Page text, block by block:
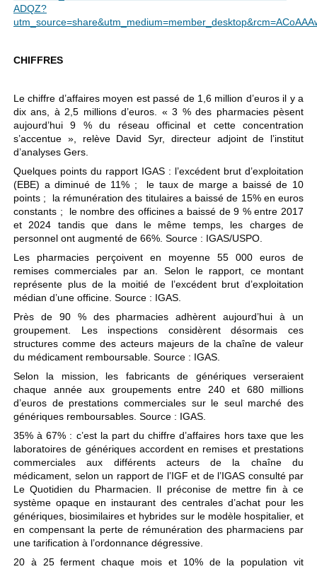
ADQZ?
CHIFFRES
Le chiffre d’affaires moyen est passé de 1,6 million d’euros il y a
dix ans, à 2,5 millions d’euros. « 3 % des pharmacies pèsent
aujourd’hui 9 % du réseau officinal et cette concentration
s’accentue », relève David Syr, directeur adjoint de l’institut
d’analyses Gers.
Quelques points du rapport IGAS : l’excédent brut d’exploitation
(EBE) a diminué de 11% ; le taux de marge a baissé de 10
points ; la rémunération des titulaires a baissé de 15% en euros
constants ; le nombre des officines a baissé de 9 % entre 2017
et 2024 tandis que dans le même temps, les charges de
personnel ont augmenté de 66%. Source : IGAS/USPO.
Les pharmacies perçoivent en moyenne 55 000 euros de
remises commerciales par an. Selon le rapport, ce montant
représente plus de la moitié de l’excédent brut d’exploitation
médian d’une officine. Source : IGAS.
Près de 90 % des pharmacies adhèrent aujourd’hui à un
groupement. Les inspections considèrent désormais ces
structures comme des acteurs majeurs de la chaîne de valeur
du médicament remboursable. Source : IGAS.
Selon la mission, les fabricants de génériques verseraient
chaque année aux groupements entre 240 et 680 millions
d’euros de prestations commerciales sur le seul marché des
génériques remboursables. Source : IGAS.
35% à 67% : c’est la part du chiffre d’affaires hors taxe que les
laboratoires de génériques accordent en remises et prestations
commerciales aux différents acteurs de la chaîne du
médicament, selon un rapport de l’IGF et de l’IGAS consulté par
Le Quotidien du Pharmacien. Il préconise de mettre fin à ce
système opaque en instaurant des centrales d’achat pour les
génériques, biosimilaires et hybrides sur le modèle hospitalier, et
en compensant la perte de rémunération des pharmaciens par
une tarification à l’ordonnance dégressive.
20 à 25 ferment chaque mois et 10% de la population vit